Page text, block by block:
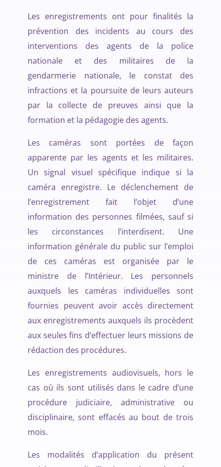
Les enregistrements ont pour finalités la
prévention des incidents au cours des
interventions des agents de la police
nationale et des militaires de la
gendarmerie nationale, le constat des
infractions et la poursuite de leurs auteurs
par la collecte de preuves ainsi que la
formation et la pédagogie des agents.
Les caméras sont portées de façon
apparente par les agents et les militaires.
Un signal visuel spécifique indique si la
caméra enregistre. Le déclenchement de
l’enregistrement fait l’objet d’une
information des personnes filmées, sauf si
les circonstances l’interdisent. Une
information générale du public sur l’emploi
de ces caméras est organisée par le
ministre de l’Intérieur. Les personnels
auxquels les caméras individuelles sont
fournies peuvent avoir accès directement
aux enregistrements auxquels ils procèdent
aux seules fins d’effectuer leurs missions de
rédaction des procédures.
Les enregistrements audiovisuels, hors le
cas où ils sont utilisés dans le cadre d’une
procédure judiciaire, administrative ou
disciplinaire, sont effacés au bout de trois
mois.
Les modalités d’application du présent